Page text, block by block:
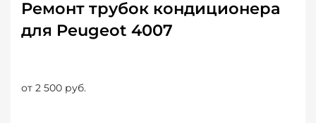
Ремонт трубок кондиционера
для Peugeot 4007
от 2 500 руб.